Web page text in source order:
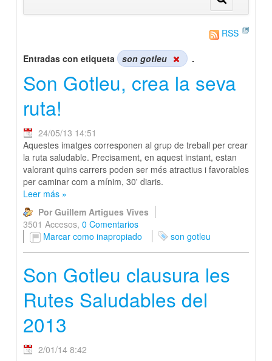
RSS
Entradas con etiqueta son gotleu .
Son Gotleu, crea la seva
ruta!
24/05/13 14:51
Aquestes imatges corresponen al grup de treball per crear
la ruta saludable. Precisament, en aquest instant, estan
valorant quins carrers poden ser més atractius i favorables
per caminar com a mínim, 30' diaris.
Leer más »
Por Guillem Artigues Vives
3501 Accesos, 0 Comentarios
Marcar como inapropiado
son gotleu
Son Gotleu clausura les
Rutes Saludables del
2013
2/01/14 8:42